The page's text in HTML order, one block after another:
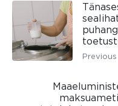
toetust
Previous